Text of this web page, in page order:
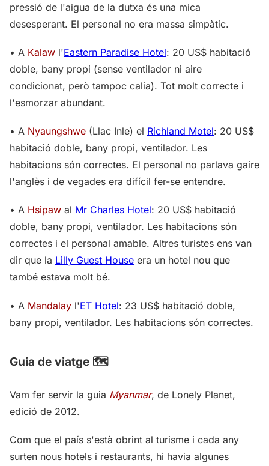
pressió de l'aigua de la dutxa és una mica
desesperant. El personal no era massa simpàtic.
• A Kalaw l'Eastern Paradise Hotel: 20 US$ habitació
doble, bany propi (sense ventilador ni aire
condicionat, però tampoc calia). Tot molt correcte i
l'esmorzar abundant.
• A Nyaungshwe (Llac Inle) el Richland Motel: 20 US$
habitació doble, bany propi, ventilador. Les
habitacions són correctes. El personal no parlava gaire
l'anglès i de vegades era difícil fer-se entendre.
• A Hsipaw al Mr Charles Hotel: 20 US$ habitació
doble, bany propi, ventilador. Les habitacions són
correctes i el personal amable. Altres turistes ens van
dir que la Lilly Guest House era un hotel nou que
també estava molt bé.
• A Mandalay l'ET Hotel: 23 US$ habitació doble,
bany propi, ventilador. Les habitacions són correctes.
Guia de viatge 🗺️
Vam fer servir la guia Myanmar, de Lonely Planet,
edició de 2012.
Com que el país s'està obrint al turisme i cada any
surten nous hotels i restaurants, hi havia algunes